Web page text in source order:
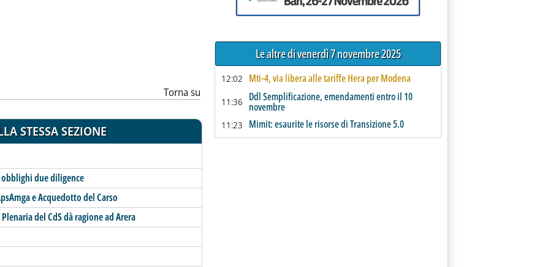
Torna su
STESSA SEZIONE
due diligence
e Acquedotto del Carso
del CdS dà ragione ad Arera
Le altre di venerdì 7 novembre 2025
12:02 Mti-4, via libera alle tariffe Hera per Modena
11:36 Ddl Semplificazione, emendamenti entro il 10
novembre
11:23 Mimit: esaurite le risorse di Transizione 5.0